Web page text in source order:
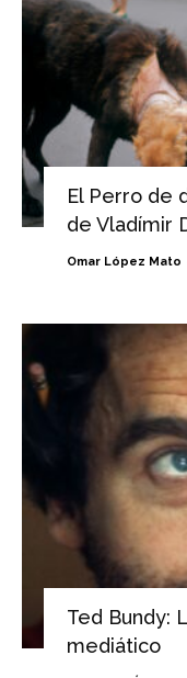
El Perro de
de Vladímir
Omar López Mato
Ted Bundy:
mediático